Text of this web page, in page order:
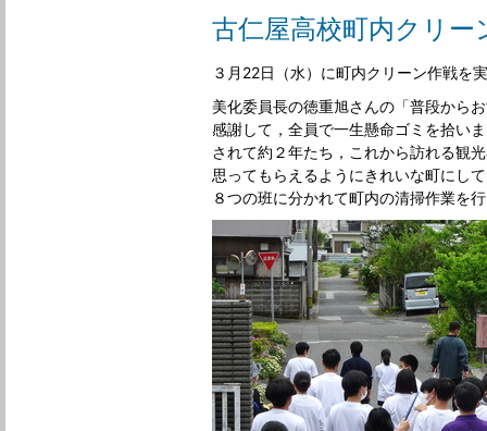
古仁屋高校町内クリー
３月22日（水）に町内クリーン作戦を
美化委員長の徳重旭さんの「普段から
感謝して，全員で一生懸命ゴミを拾い
されて約２年たち，これから訪れる観
思ってもらえるようにきれいな町にし
８つの班に分かれて町内の清掃作業を